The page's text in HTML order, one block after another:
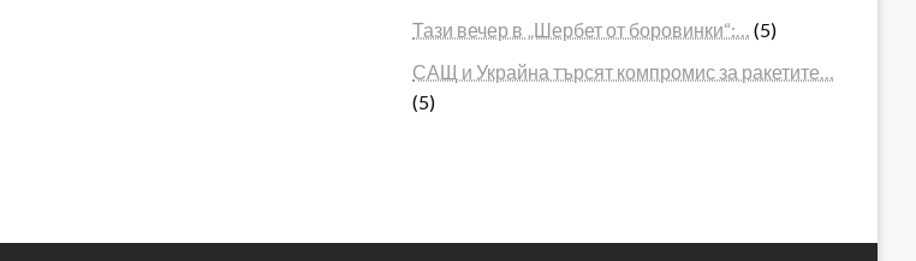
Тази вечер в „Шербет от боровинки“:…
(5)
САЩ и Украйна търсят компромис за ракетите…
(5)